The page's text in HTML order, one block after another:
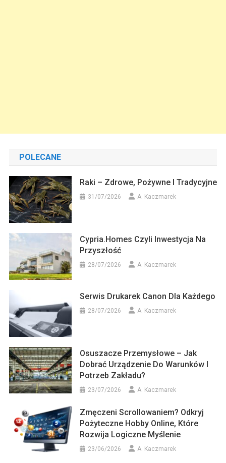
POLECANE
Raki – Zdrowe, Pożywne I Tradycyjne
31/07/2026 A. Kaczmarek
Cypria.homes Czyli Inwestycja Na
Przyszłość
28/07/2026 A. Kaczmarek
Serwis Drukarek Canon Dla Każdego
28/07/2026 A. Kaczmarek
Osuszacze Przemysłowe – Jak
Dobrać Urządzenie Do Warunków I
Potrzeb Zakładu?
23/07/2026 A. Kaczmarek
Zmęczeni Scrollowaniem? Odkryj
Pożyteczne Hobby Online, Które
Rozwija Logiczne Myślenie
23/06/2026 A. Kaczmarek